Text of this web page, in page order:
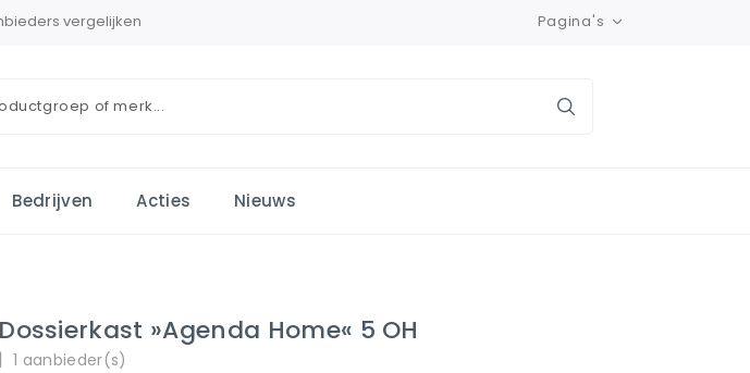
vergelijken Pagina's
Bedrijven Acties Nieuws
Dossierkast »Agenda Home« 5 OH
|1 aanbieder(s)